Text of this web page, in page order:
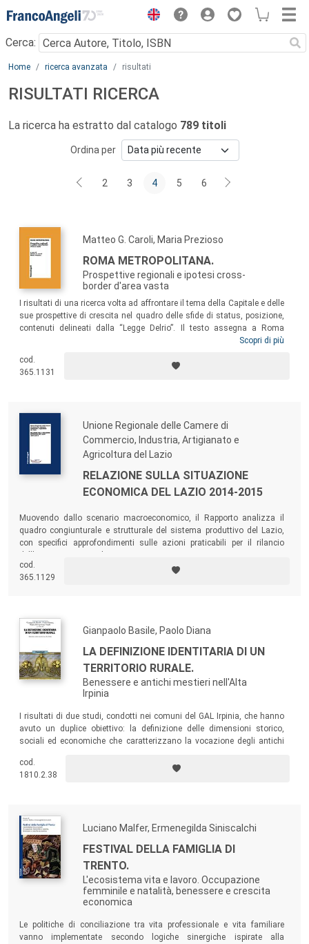
Menu
Cerca:
Main content
Home ricerca avanzata risultati
RISULTATI RICERCA
La ricerca ha estratto dal catalogo 789 titoli
Ordina per
2 3 4 5 6
Matteo G. Caroli, Maria Prezioso
ROMA METROPOLITANA.
Prospettive regionali e ipotesi cross-
border d'area vasta
I risultati di una ricerca volta ad affrontare il tema della Capitale e delle
sue prospettive di crescita nel quadro delle sfide di status, posizione,
contenuti delineati dalla “Legge Delrio”. Il testo assegna a Roma
Capitale Città Metropolitana, alla Regione che la integra a livello
politica europea, sottolineandone il dato fisiologico distintivo nelle
sfide innovative assunte dal Paese.
Scopri di più
cod.
365.1131
Unione Regionale delle Camere di
Commercio, Industria, Artigianato e
Agricoltura del Lazio
RELAZIONE SULLA SITUAZIONE
ECONOMICA DEL LAZIO 2014-2015
Muovendo dallo scenario macroeconomico, il Rapporto analizza il
quadro congiunturale e strutturale del sistema produttivo del Lazio,
con specifici approfondimenti sulle azioni praticabili per il rilancio
cod.
365.1129
Gianpaolo Basile, Paolo Diana
LA DEFINIZIONE IDENTITARIA DI UN
TERRITORIO RURALE.
Benessere e antichi mestieri nell'Alta
Irpinia
I risultati di due studi, condotti nei comuni del GAL Irpinia, che hanno
avuto un duplice obiettivo: la definizione delle dimensioni storico,
sociali ed economiche che caratterizzano la vocazione degli antichi
che contraddistinguono il settore economico legato al benessere
psico-fisico in tale territorio.
cod.
1810.2.38
Luciano Malfer, Ermenegilda Siniscalchi
FESTIVAL DELLA FAMIGLIA DI
TRENTO.
L'ecosistema vita e lavoro. Occupazione
femminile e natalità, benessere e crescita
economica
Le politiche di conciliazione tra vita professionale e vita familiare
vanno implementate secondo logiche sinergiche ispirate alla